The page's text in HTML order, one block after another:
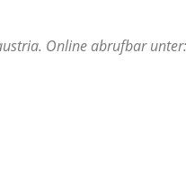
Online abrufbar unter: